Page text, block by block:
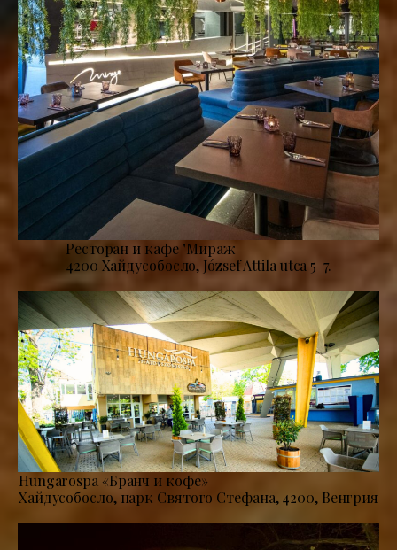
Ресторан и кафе "Мираж
4200 Хайдусобосло, József Attila utca 5-7.
Hungarospa «Бранч и кофе»
Хайдусобосло, парк Святого Стефана, 4200, Венгрия